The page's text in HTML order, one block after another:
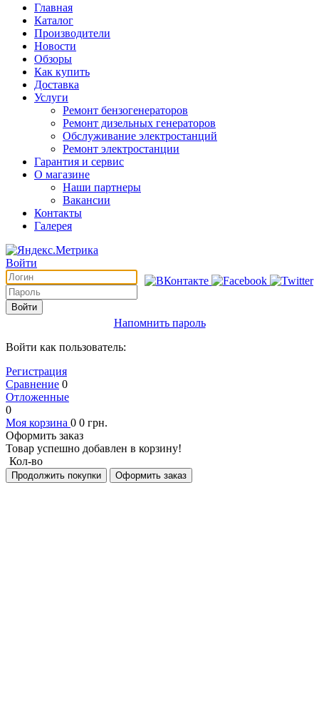
Главная
Каталог
Производители
Новости
Обзоры
Как купить
Доставка
Услуги
Ремонт бензогенераторов
Ремонт дизельных генераторов
Обслуживание электростанций
Ремонт электростанции
Гарантия и сервис
О магазине
Наши партнеры
Вакансии
Контакты
Галерея
Войти
Войти
Напомнить пароль
Войти как пользователь:
Регистрация
Сравнение 0
Отложенные
0
Моя корзина 0 0 грн.
Оформить заказ
Товар успешно добавлен в корзину!
Кол-во
Продолжить покупки Оформить заказ